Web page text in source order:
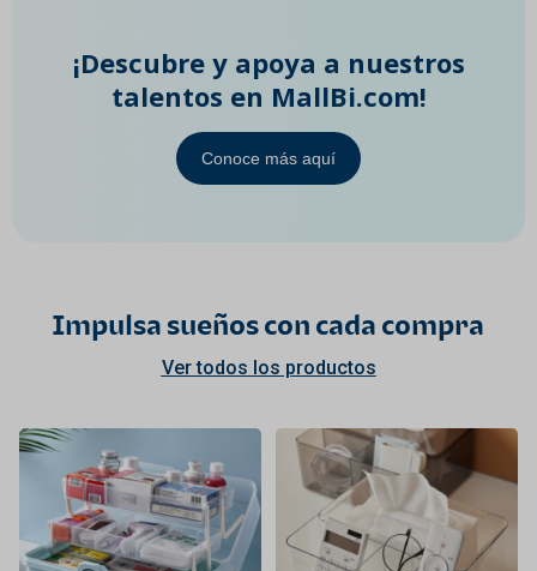
¡Descubre y apoya a nuestros
talentos en MallBi.com!
Conoce más aquí
Impulsa sueños con cada compra
Ver todos los productos